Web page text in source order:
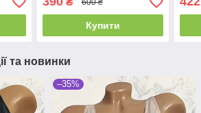
600 ₴
Купити
та новинки
–35%